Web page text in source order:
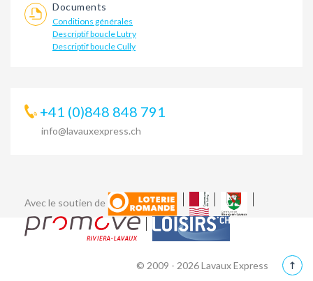
Documents
Conditions générales
Descriptif boucle Lutry
Descriptif boucle Cully
+41 (0)848 848 791
info@lavauxexpress.ch
Avec le soutien de
© 2009 - 2026 Lavaux Express